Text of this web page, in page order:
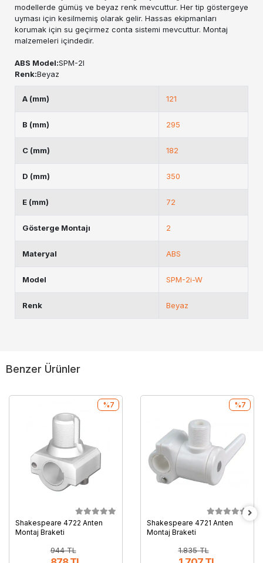
modellerde gümüş ve beyaz renk mevcuttur. Her tip göstergeye
uyması için kesilmemiş olarak gelir. Hassas ekipmanları
korumak için su geçirmez conta sistemi mevcuttur. Montaj
malzemeleri içindedir.
ABS Model:SPM-2I
Renk:Beyaz
A (mm) 121
B (mm) 295
C (mm) 182
D (mm) 350
E (mm) 72
Gösterge Montajı 2
Materyal ABS
Model SPM-2i-W
Renk Beyaz
Benzer Ürünler
Shakespeare 4722 Anten
Montaj Braketi
944 TL
%7
Shakespeare 4721 Anten
Montaj Braketi
1.835 TL
%7